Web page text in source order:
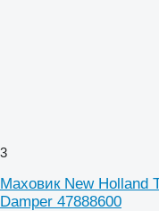
3
Маховик New Holland
Damper 47888600